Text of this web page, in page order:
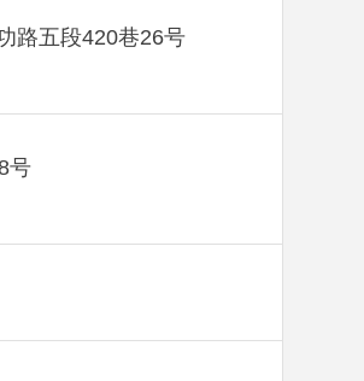
路五段420巷26号
号